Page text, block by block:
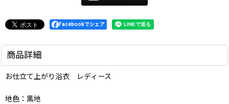
Facebookでシェア
商品詳細
お仕立て上がり浴衣 レディース
地色：黒地